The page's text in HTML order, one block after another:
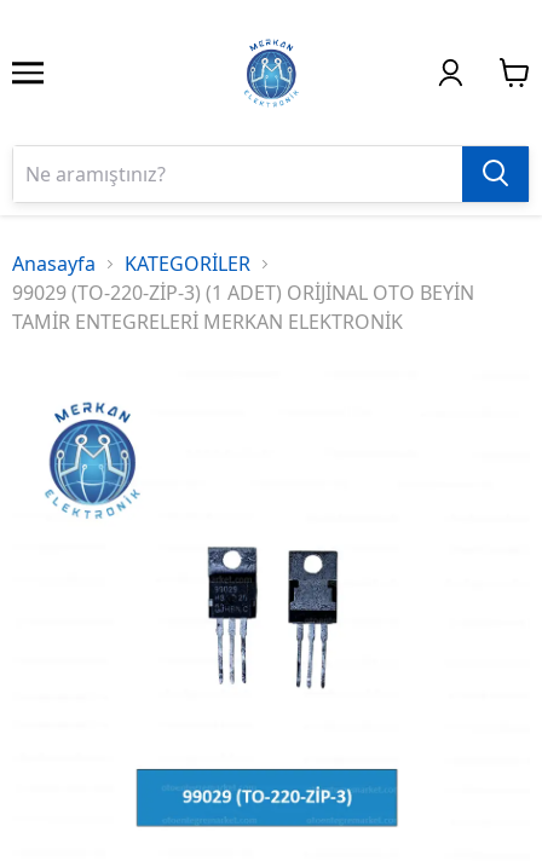
Anasayfa
KATEGORİLER
99029 (TO-220-ZİP-3) (1 ADET) ORİJİNAL OTO BEYİN
TAMİR ENTEGRELERİ MERKAN ELEKTRONİK